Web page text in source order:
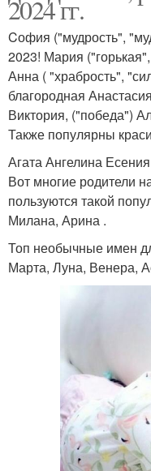
2024 гг.
Cофия ("мудрость",
2023! Мария
Анна ( "храбрость",
благородная
Виктория, ("победа")
Также популярны
Агата Ангелина
Вот многие родители
пользуются такой
Милана, Арина .
Топ необычные имен
Марта, Луна, Венера,